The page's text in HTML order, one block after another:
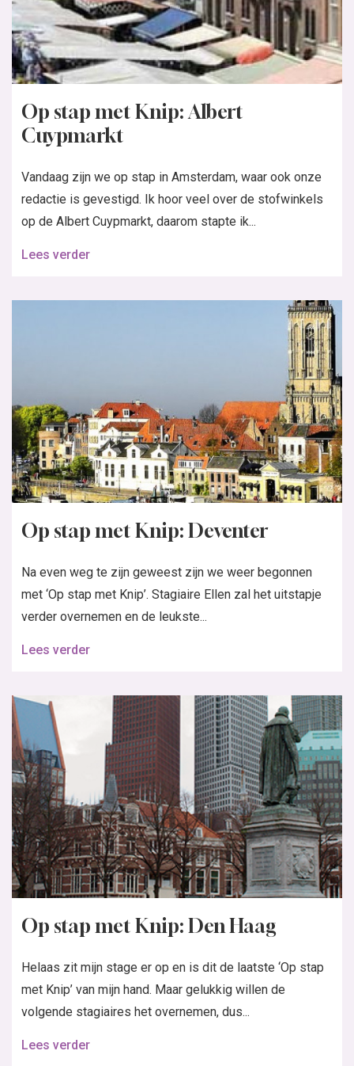
Op stap met Knip: Albert
Cuypmarkt
Vandaag zijn we op stap in Amsterdam, waar ook onze
redactie is gevestigd. Ik hoor veel over de stofwinkels
op de Albert Cuypmarkt, daarom stapte ik...
Lees verder
Op stap met Knip: Deventer
Na even weg te zijn geweest zijn we weer begonnen
met ‘Op stap met Knip’. Stagiaire Ellen zal het uitstapje
verder overnemen en de leukste...
Lees verder
Op stap met Knip: Den Haag
Helaas zit mijn stage er op en is dit de laatste ‘Op stap
met Knip’ van mijn hand. Maar gelukkig willen de
volgende stagiaires het overnemen, dus...
Lees verder